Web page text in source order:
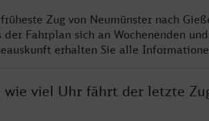
Zug von Neumünster nach
der Fahrplan sich an Wochenenden
erhalten Sie alle
wie viel Uhr fährt der letzte